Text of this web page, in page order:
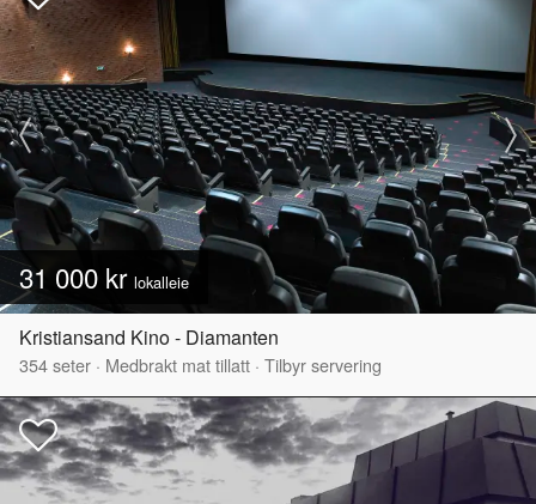
31 000 kr lokalleie
Kristiansand Kino - Diamanten
354seter · Medbrakt mat tillatt · Tilbyr servering